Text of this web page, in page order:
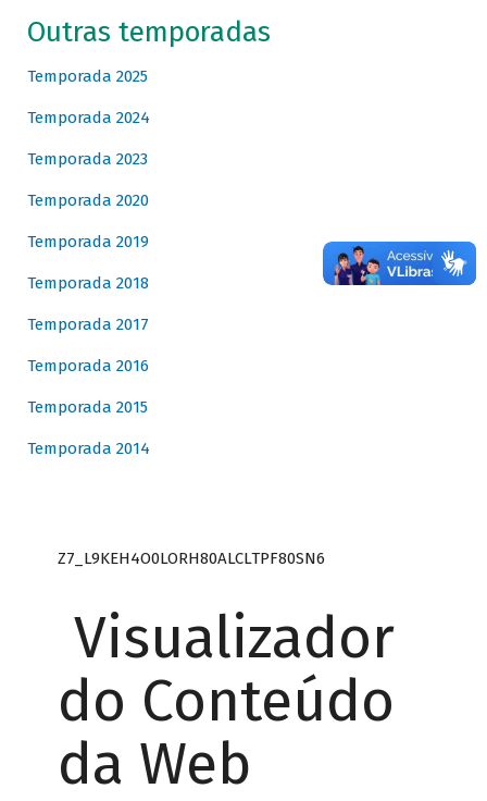
Outras temporadas
Temporada 2025
Temporada 2024
Temporada 2023
Temporada 2020
Temporada 2019
Temporada 2018
Temporada 2017
Temporada 2016
Temporada 2015
Temporada 2014
Z7_L9KEH4O0LORH80ALCLTPF80SN6
Visualizador
do Conteúdo
da Web